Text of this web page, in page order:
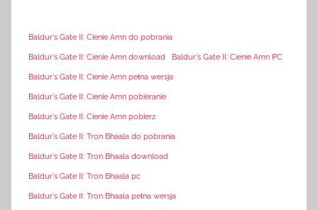
Baldur's Gate II: Cienie Amn do pobrania
Baldur's Gate II: Cienie Amn download Baldur's Gate II: Cienie Amn PC
Baldur's Gate II: Cienie Amn pełna wersja
Baldur's Gate II: Cienie Amn pobieranie
Baldur's Gate II: Cienie Amn pobierz
Baldur's Gate II: Tron Bhaala do pobrania
Baldur's Gate II: Tron Bhaala download
Baldur's Gate II: Tron Bhaala pc
Baldur's Gate II: Tron Bhaala pełna wersja